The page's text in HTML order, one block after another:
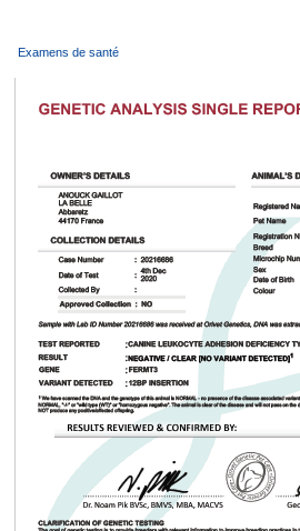
Examens de santé